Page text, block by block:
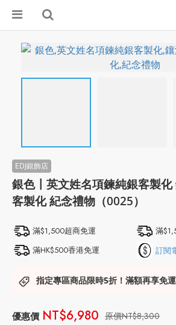
銀色〡英文姓名項鍊純銀客製
客製化 紀念禮物（0025）
滿$1,500超商免運
滿
滿HK$500香港免運
訂閱
指定專區商品限時5折！滿額再享免運
NT$8,300
NT$6,980